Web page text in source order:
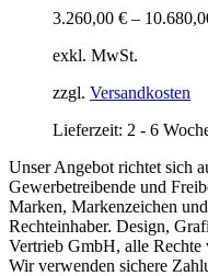
3.260,00 € –
exkl. MwSt.
zzgl. Versandkosten
Lieferzeit: 2 - 6
Unser Angebot richtet sich
Gewerbetreibende und
Marken, Markenzeichen
Rechteinhaber. Design,
Vertrieb GmbH, alle Rechte
Wir verwenden sichere